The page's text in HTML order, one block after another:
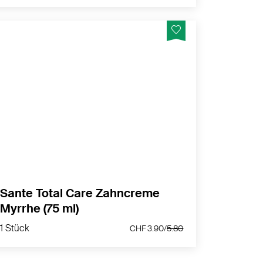
1 Stück
Sante Total Care Zahncreme
Myrrhe (75 ml)
1 Stück CHF 3.90/5.80